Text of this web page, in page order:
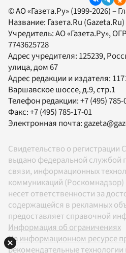
© АО «Газета.Ру» (1999-2026) –
Название: Газета.Ru (Gazeta.Ru)
Учредитель:АО «Газета.Ру»,
7743625728
Адрес учредителя: 125239,
улица, дом 67
Адрес редакции и издателя:
Варшавское шоссе, д.9, стр.1
Телефон редакции:+7 (495)
Факс:+7 (495) 785-17-01
Электронная почта:
Свидетельство о
выдано федеральной службой
связи, информационных
коммуникаций (Роскомнадзор)
несет ответственности за
содержащейся в рекламных
предоставляет справочной
Информация об ограничениях
На информационном ресурсе
рекомендательные технологии